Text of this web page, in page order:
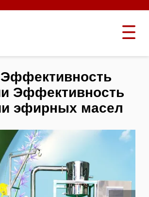
Эффективность
Эффективность
эфирных масел